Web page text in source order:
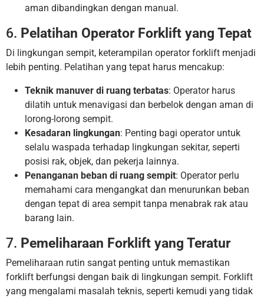
aman dibandingkan dengan manual.
6. Pelatihan Operator Forklift yang Tepat
Di lingkungan sempit, keterampilan operator forklift menjadi
lebih penting. Pelatihan yang tepat harus mencakup:
Teknik manuver di ruang terbatas: Operator harus
dilatih untuk menavigasi dan berbelok dengan aman di
lorong-lorong sempit.
Kesadaran lingkungan: Penting bagi operator untuk
selalu waspada terhadap lingkungan sekitar, seperti
posisi rak, objek, dan pekerja lainnya.
Penanganan beban di ruang sempit: Operator perlu
memahami cara mengangkat dan menurunkan beban
dengan tepat di area sempit tanpa menabrak rak atau
barang lain.
7. Pemeliharaan Forklift yang Teratur
Pemeliharaan rutin sangat penting untuk memastikan
forklift berfungsi dengan baik di lingkungan sempit. Forklift
yang mengalami masalah teknis, seperti kemudi yang tidak